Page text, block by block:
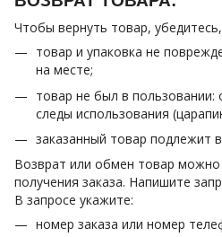
Чтобы вернуть товар,
товар и упаковка не
на месте;
товар не был в пользовании:
следы использования
заказанный товар подлежит
Возврат или обмен товар можно
получения заказа. Напишите
В запросе укажите:
номер заказа или номер